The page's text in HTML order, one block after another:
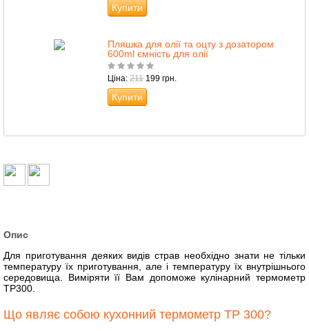
Купити
Пляшка для олії та оцту з дозатором
600ml ємність для олії
Ціна: 211 199 грн.
Купити
Опис
Для приготування деяких видів страв необхідно знати не тільки
температуру їх приготування, але і температуру їх внутрішнього
середовища. Виміряти її Вам допоможе кулінарний термометр
ТР300.
Що являє собою кухонний термометр ТР 300?